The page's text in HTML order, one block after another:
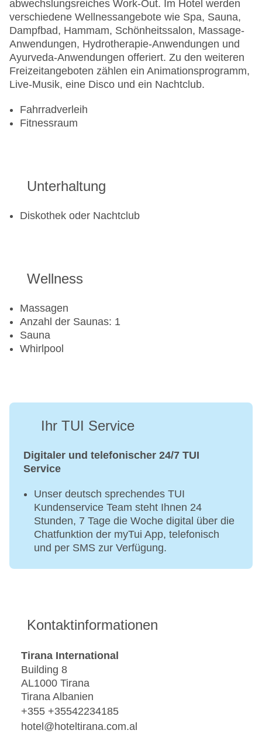
abwechslungsreiches Work-Out. Im Hotel werden
verschiedene Wellnessangebote wie Spa, Sauna,
Dampfbad, Hammam, Schönheitssalon, Massage-
Anwendungen, Hydrotherapie-Anwendungen und
Ayurveda-Anwendungen offeriert. Zu den weiteren
Freizeitangeboten zählen ein Animationsprogramm,
Live-Musik, eine Disco und ein Nachtclub.
Fahrradverleih
Fitnessraum
Unterhaltung
Diskothek oder Nachtclub
Wellness
Massagen
Anzahl der Saunas: 1
Sauna
Whirlpool
Ihr TUI Service
Digitaler und telefonischer 24/7 TUI
Service
Unser deutsch sprechendes TUI
Kundenservice Team steht Ihnen 24
Stunden, 7 Tage die Woche digital über die
Chatfunktion der myTui App, telefonisch
und per SMS zur Verfügung.
Kontaktinformationen
Tirana International
Building 8
AL1000 Tirana
Tirana Albanien
+355 +35542234185
hotel@hoteltirana.com.al